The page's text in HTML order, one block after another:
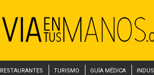
RESTAURANTES TURISMO GUÍA MÉDICA